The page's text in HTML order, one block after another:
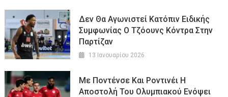
Δεν Θα Αγωνιστεί Κατόπιν Ειδικής
Συμφωνίας Ο Τζόουνς Κόντρα Στην
Παρτίζαν
13 Ιανουαρίου 2026
Με Ποντένσε Και Ροντινέι Η
Αποστολή Του Ολυμπιακού Ενόψει